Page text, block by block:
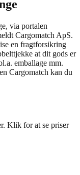
via portalen
Cargomatch ApS.
en fragtforsikring
at dit gods er
emballage mm.
Cargomatch kan du
Klik for at se priser